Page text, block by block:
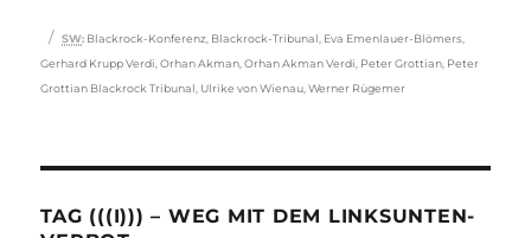
Schlagwörter
SW: Blackrock-Konferenz Blackrock-Tribunal Eva Emenlauer-Blömers
Gerhard Krupp Verdi ,Orhan Akman ,Orhan Akman Verdi Peter Grottian Peter
Grottian Blackrock Tribunal Ulrike von Wienau ,Werner Rügemer
TAG (((I))) – WEG MIT DEM LINKSUNTEN-